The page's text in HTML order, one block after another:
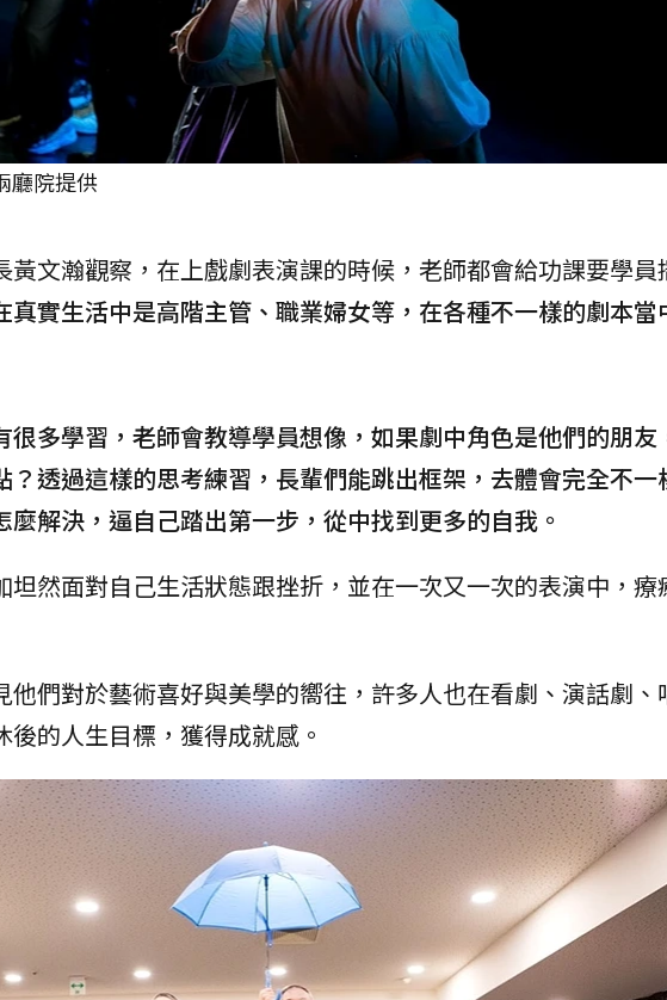
廳院提供
黃文瀚觀察，在上戲劇表演課的時候，老師都會給功課要學員
真實生活中是高階主管、職業婦女等，在各種不一樣的劇本當
很多學習，老師會教導學員想像，如果劇中角色是他們的朋友
透過這樣的思考練習，長輩們能跳出框架，去體會完全不一
解決，逼自己踏出第一步，從中找到更多的自我。
然面對自己生活狀態跟挫折，並在一次又一次的表演中，療
他們對於藝術喜好與美學的嚮往，許多人也在看劇、演話劇、
的人生目標，獲得成就感。